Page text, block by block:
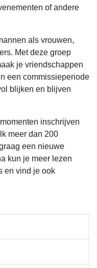
of andere
als vrouwen,
Met deze groep
je vriendschappen
een commissieperiode
blijken en blijven
inschrijven
meer dan 200
een nieuwe
kun je meer lezen
en vind je ook